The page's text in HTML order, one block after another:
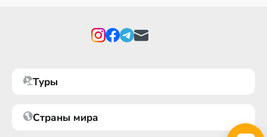
Туры
Страны мира